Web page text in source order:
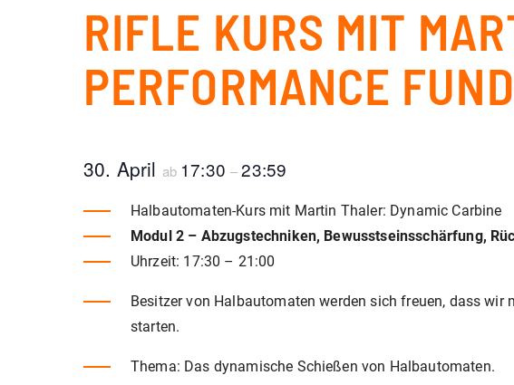
RIFLE KURS MIT
PERFORMANCE
30. April ab 17:30–23:59
Halbautomaten-Kurs mit Martin Thaler: Dynamic Carbine
Modul 2 – Abzugstechniken, Bewusstseinsschärfung,
Uhrzeit: 17:30 – 21:00
Besitzer von Halbautomaten werden sich freuen, dass
starten.
Thema: Das dynamische Schießen von Halbautomaten.